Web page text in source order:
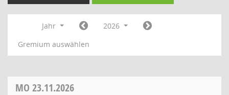
Jahr
2026
Gremium auswählen
MO 23.11.2026